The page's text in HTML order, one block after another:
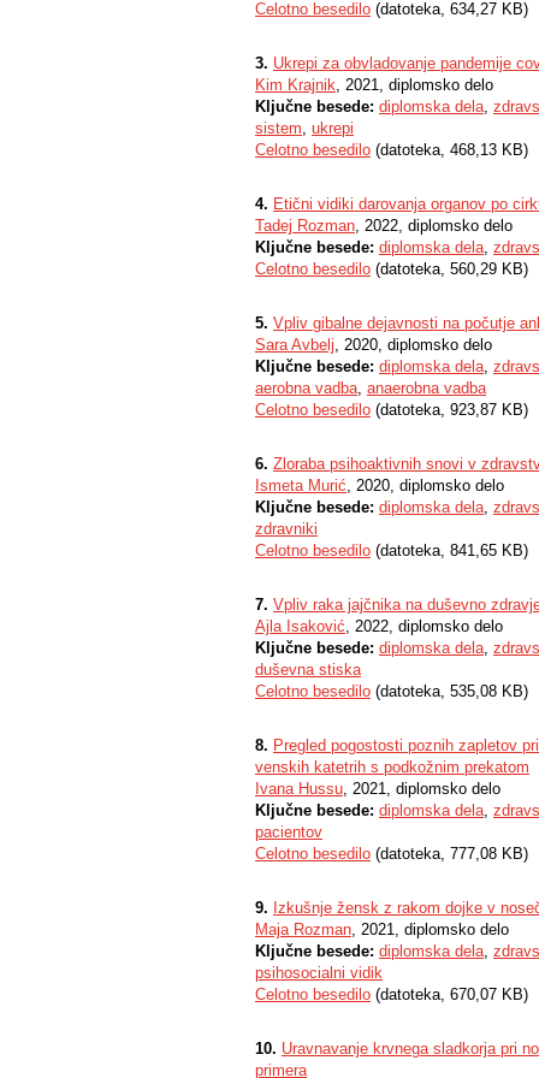
Celotno besedilo (datoteka, 634,27 KB)
3. Ukrepi za obvladovanje pandemije
Kim Krajnik, 2021, diplomsko delo
Ključne besede: diplomska dela,
sistem, ukrepi
Celotno besedilo (datoteka, 468,13 KB)
4. Etični vidiki darovanja organov po
Tadej Rozman, 2022, diplomsko delo
Ključne besede: diplomska dela,
Celotno besedilo (datoteka, 560,29 KB)
5. Vpliv gibalne dejavnosti na počutje
Sara Avbelj, 2020, diplomsko delo
Ključne besede: diplomska dela,
aerobna vadba, anaerobna vadba
Celotno besedilo (datoteka, 923,87 KB)
6. Zloraba psihoaktivnih snovi v
Ismeta Murić, 2020, diplomsko delo
Ključne besede: diplomska dela,
zdravniki
Celotno besedilo (datoteka, 841,65 KB)
7. Vpliv raka jajčnika na duševno
Ajla Isaković, 2022, diplomsko delo
Ključne besede: diplomska dela,
duševna stiska
Celotno besedilo (datoteka, 535,08 KB)
8. Pregled pogostosti poznih zapletov
venskih katetrih s podkožnim prekatom
Ivana Hussu, 2021, diplomsko delo
Ključne besede: diplomska dela,
pacientov
Celotno besedilo (datoteka, 777,08 KB)
9. Izkušnje žensk z rakom dojke v
Maja Rozman, 2021, diplomsko delo
Ključne besede: diplomska dela,
psihosocialni vidik
Celotno besedilo (datoteka, 670,07 KB)
10. Uravnavanje krvnega sladkorja pri
primera